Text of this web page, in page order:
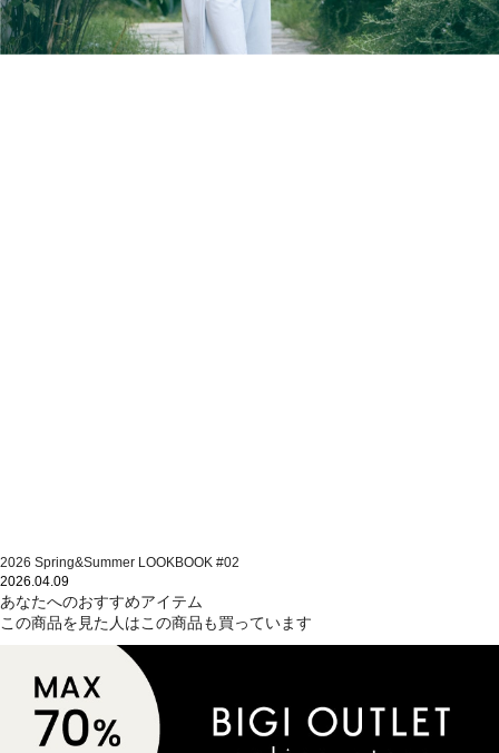
2026 Spring&Summer LOOKBOOK #02
2026.04.09
あなたへのおすすめアイテム
この商品を見た人はこの商品も買っています